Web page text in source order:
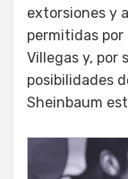
extorsiones y
permitidas
Villegas y, por
posibilidades
Sheinbaum